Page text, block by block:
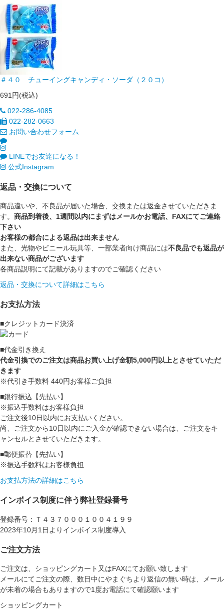
＃４０ チューイングキャンディ・ソーダ（２０コ）
691円(税込)
022-286-4085
022-282-0663
お問い合わせフォーム
LINEでお友達になる！
公式Instagram
返品・交換について
商品違いや、不良品が届いた場合、交換または返金させていただきま
す。 商品到着後、1週間以内にまずはメールかお電話、FAXにてご連絡
下さい
お客様の都合による返品は出来ません
また、光物やビニール玩具等、一部業者向け商品には不良品でも返品が
出来ない商品がございます
各商品説明にて記載がありますのでご確認ください
返品・交換について詳細はこちら
お支払方法
■クレジットカード決済
■代金引き換え
代金引換でのご注文は商品お買い上げ金額5,000円以上とさせていただ
きます
※代引き手数料 440円お客様ご負担
■銀行振込【先払い】
※振込手数料はお客様負担
ご注文後10日以内にお支払いください。
尚、ご注文から10日以内にご入金が確認できない場合は、ご注文をキ
ャンセルとさせていただきます。
■郵便振替【先払い】
※振込手数料はお客様負担
お支払方法の詳細はこちら
インボイス制度に伴う弊社登録番号
登録番号：Ｔ４３７０００１００４１９９
2023年10月1日よりインボイス制度導入
ご注文方法
ご注文は、ショッピングカート又はFAXにてお願い致します
メールにてご注文の際、数日中にやまぐちより返信の無い時は、メール
が未着の場合もありますので1度お電話にて確認願います
ショッピングカート